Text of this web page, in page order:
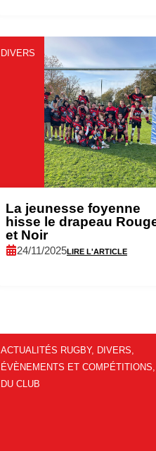
DIVERS
La jeunesse foyenne
hisse le drapeau
et Noir
24/11/2025LIRE L'ARTICLE
ACTUALITÉS RUGBY, DIVERS
ÉVÈNEMENTS ET COMPÉTITIONS
DU CLUB